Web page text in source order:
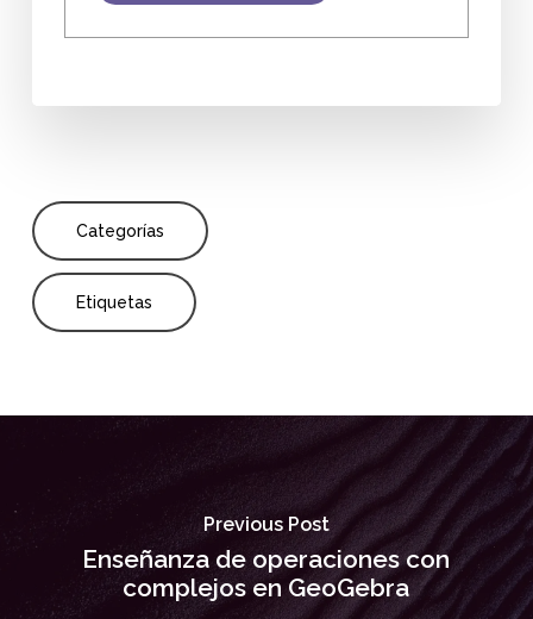
Categorías
Etiquetas
Previous Post
Enseñanza de operaciones con
complejos en GeoGebra